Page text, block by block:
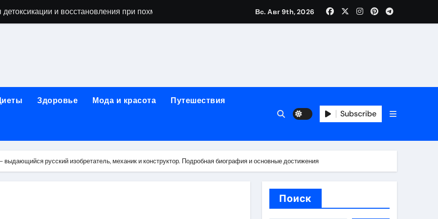
и восстановления при похмельном синдроме
подготовка и расшифровка результатов
по бережному отношению к себе
подготовка и ориентировочная стоимость исследования
порядок консультации и подготовка
Вс. Авг 9th, 2026
Здоровье Мода и красота Путешествия
Subscribe
русский изобретатель, механик и конструктор. Подробная биография и основные достижения
Поиск